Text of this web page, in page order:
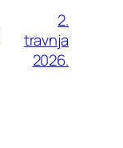
2.
travnja
2026.